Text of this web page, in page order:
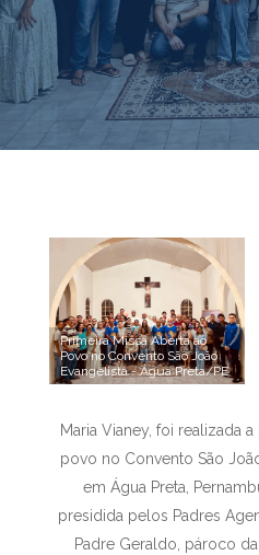
Primeira Missa Aberta ao
Povo no Convento São João
Evangelista - Água Preta/PE
Maria Vianey, foi realizada
povo no Convento São
em Água Preta,
presidida pelos Padres
Padre Geraldo, pároco